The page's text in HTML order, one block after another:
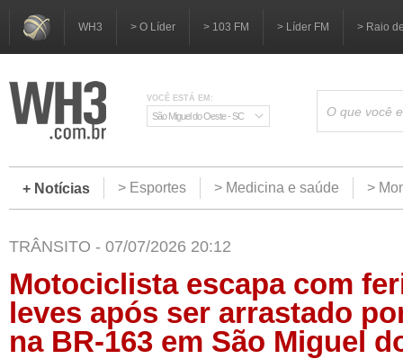
WH3 > O Líder > 103 FM > Líder FM > Raio
VOCÊ ESTÁ EM:
São Miguel do Oeste - SC
+ Notícias > Esportes > Medicina e saúde >
TRÂNSITO - 07/07/2026 20:12
Motociclista escapa com
leves após ser arrastado
na BR-163 em São Miguel